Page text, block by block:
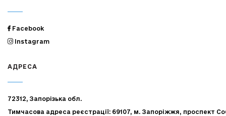
Facebook
Instagram
АДРЕСА
72312, Запорізька обл.
Тимчасова адреса реєстрації: 69107, м. Запоріжжя, проспект